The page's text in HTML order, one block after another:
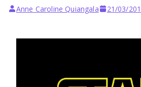
Anne Caroline Quiangala 21/03/